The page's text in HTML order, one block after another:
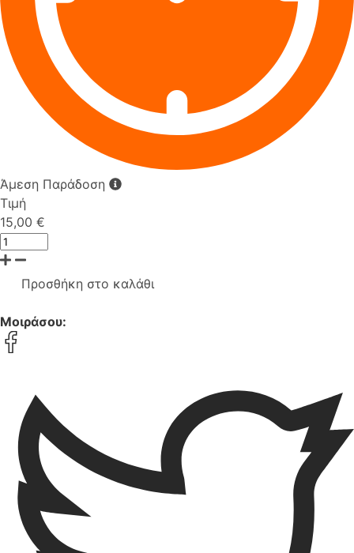
Άμεση Παράδοση
Τιμή
15,00 €
Προσθήκη στο καλάθι
Μοιράσου: